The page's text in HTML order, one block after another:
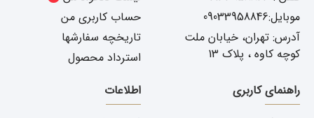
موبایل:09033958846
آدرس: تهران، خیابان ملت
کوچه کاوه ، پلاک 13
حساب کاربری من
تاریخچه سفارشها
استرداد محصول
راهنمای کاربری
اطلاعات